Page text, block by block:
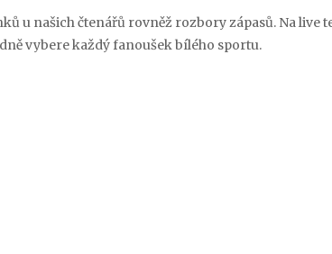
u našich čtenářů rovněž rozbory zápasů. Nalive
vybere každý fanoušek bílého sportu.